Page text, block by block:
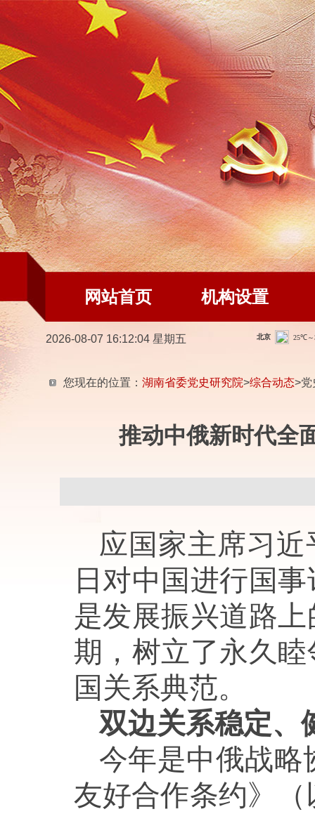
网站首页 机构设置
2026-08-07 16:12:05 星期五
您现在的位置： 湖南省委党史研究院>综合动态>党
推动中俄新时代全
应国家主席习
日对中国进行国
是发展振兴道路
期，树立了永久
国关系典范。
双边关系稳定、
今年是中俄战略
友好合作条约》